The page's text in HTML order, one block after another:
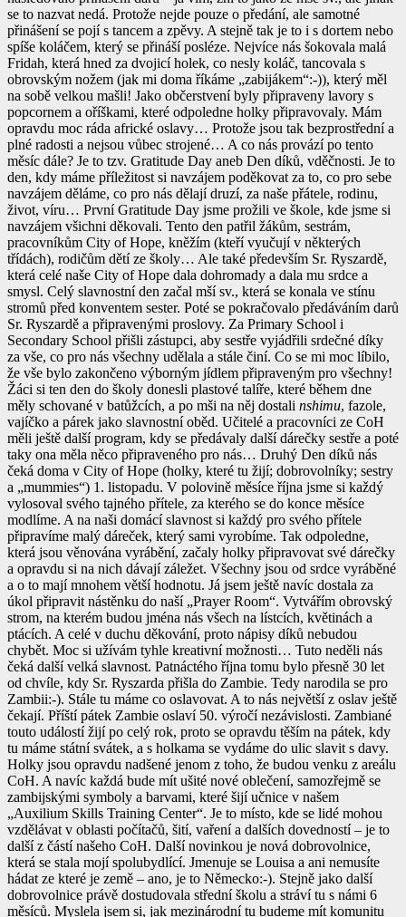
se to nazvat nedá. Protože nejde pouze o předání, ale samotné
přinášení se pojí s tancem a zpěvy. A stejně tak je to i s dortem nebo
spíše koláčem, který se přináší posléze. Nejvíce nás šokovala malá
Fridah, která hned za dvojicí holek, co nesly koláč, tancovala s
obrovským nožem (jak mi doma říkáme „zabijákem“:-)), který měl
na sobě velkou mašli! Jako občerstvení byly připraveny lavory s
popcornem a oříškami, které odpoledne holky připravovaly. Mám
opravdu moc ráda africké oslavy… Protože jsou tak bezprostřední a
plné radosti a nejsou vůbec strojené… A co nás provází po tento
měsíc dále? Je to tzv. Gratitude Day aneb Den díků, vděčnosti. Je to
den, kdy máme příležitost si navzájem poděkovat za to, co pro sebe
navzájem děláme, co pro nás dělají druzí, za naše přátele, rodinu,
život, víru… První Gratitude Day jsme prožili ve škole, kde jsme si
navzájem všichni děkovali. Tento den patřil žákům, sestrám,
pracovníkům City of Hope, kněžím (kteří vyučují v některých
třídách), rodičům dětí ze školy… Ale také především Sr. Ryszardě,
která celé naše City of Hope dala dohromady a dala mu srdce a
smysl. Celý slavnostní den začal mší sv., která se konala ve stínu
stromů před konventem sester. Poté se pokračovalo předáváním darů
Sr. Ryszardě a připravenými proslovy. Za Primary School i
Secondary School přišli zástupci, aby sestře vyjádřili srdečné díky
za vše, co pro nás všechny udělala a stále činí. Co se mi moc líbilo,
že vše bylo zakončeno výborným jídlem připraveným pro všechny!
Žáci si ten den do školy donesli plastové talíře, které během dne
měly schované v batůžcích, a po mši na něj dostali nshimu, fazole,
vajíčko a párek jako slavnostní oběd. Učitelé a pracovníci ze CoH
měli ještě další program, kdy se předávaly další dárečky sestře a poté
taky ona měla něco připraveného pro nás… Druhý Den díků nás
čeká doma v City of Hope (holky, které tu žijí; dobrovolníky; sestry
a „mummies“) 1. listopadu. V polovině měsíce října jsme si každý
vylosoval svého tajného přítele, za kterého se do konce měsíce
modlíme. A na naši domácí slavnost si každý pro svého přítele
připravíme malý dáreček, který sami vyrobíme. Tak odpoledne,
která jsou věnována vyrábění, začaly holky připravovat své dárečky
a opravdu si na nich dávají záležet. Všechny jsou od srdce vyráběné
a o to mají mnohem větší hodnotu. Já jsem ještě navíc dostala za
úkol připravit nástěnku do naší „Prayer Room“. Vytvářím obrovský
strom, na kterém budou jména nás všech na lístcích, květinách a
ptácích. A celé v duchu děkování, proto nápisy díků nebudou
chybět. Moc si užívám tyhle kreativní možnosti… Tuto neděli nás
čeká další velká slavnost. Patnáctého října tomu bylo přesně 30 let
od chvíle, kdy Sr. Ryszarda přišla do Zambie. Tedy narodila se pro
Zambii:-). Stále tu máme co oslavovat. A to nás největší z oslav ještě
čekají. Příští pátek Zambie oslaví 50. výročí nezávislosti. Zambiané
touto událostí žijí po celý rok, proto se opravdu těším na pátek, kdy
tu máme státní svátek, a s holkama se vydáme do ulic slavit s davy.
Holky jsou opravdu nadšené jenom z toho, že budou venku z areálu
CoH. A navíc každá bude mít ušité nové oblečení, samozřejmě se
zambijskými symboly a barvami, které šijí učnice v našem
„Auxilium Skills Training Center“. Je to místo, kde se lidé mohou
vzdělávat v oblasti počítačů, šití, vaření a dalších dovedností – je to
další z částí našeho CoH. Další novinkou je nová dobrovolnice,
která se stala mojí spolubydlící. Jmenuje se Louisa a ani nemusíte
hádat ze které je země – ano, je to Německo:-). Stejně jako další
dobrovolnice právě dostudovala střední školu a stráví tu s námi 6
měsíců. Myslela jsem si, jak mezinárodní tu budeme mít komunitu